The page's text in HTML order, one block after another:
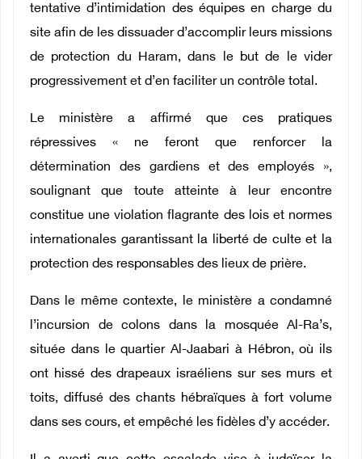
tentative d’intimidation des équipes en charge du
site afin de les dissuader d’accomplir leurs missions
de protection du Haram, dans le but de le vider
progressivement et d’en faciliter un contrôle total.
Le ministère a affirmé que ces pratiques
répressives « ne feront que renforcer la
détermination des gardiens et des employés »,
soulignant que toute atteinte à leur encontre
constitue une violation flagrante des lois et normes
internationales garantissant la liberté de culte et la
protection des responsables des lieux de prière.
Dans le même contexte, le ministère a condamné
l’incursion de colons dans la mosquée Al-Ra’s,
située dans le quartier Al-Jaabari à Hébron, où ils
ont hissé des drapeaux israéliens sur ses murs et
toits, diffusé des chants hébraïques à fort volume
dans ses cours, et empêché les fidèles d’y accéder.